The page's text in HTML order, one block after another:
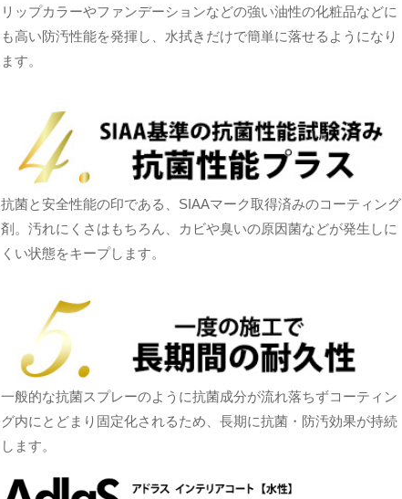
リップカラーやファンデーションなどの強い油性の化粧品などに
も高い防汚性能を発揮し、水拭きだけで簡単に落せるようになり
ます。
抗菌と安全性能の印である、SIAAマーク取得済みのコーティング
剤。汚れにくさはもちろん、カビや臭いの原因菌などが発生しに
くい状態をキープします。
一般的な抗菌スプレーのように抗菌成分が流れ落ちずコーティン
グ内にとどまり固定化されるため、長期に抗菌・防汚効果が持続
します。